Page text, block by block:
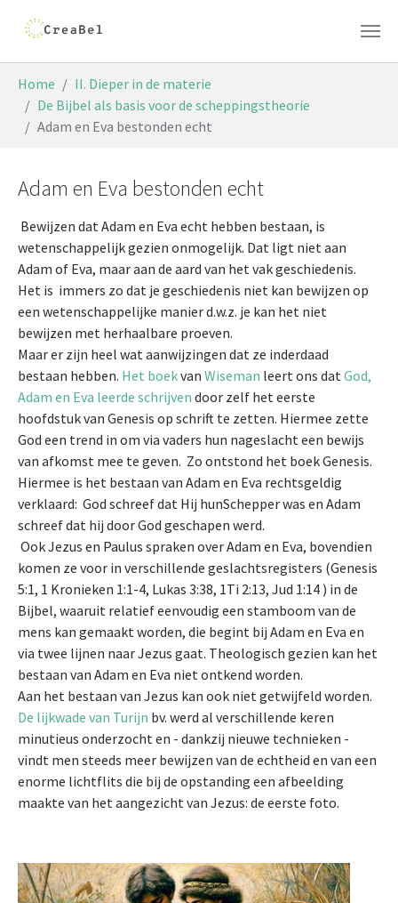
Home
II. Dieper in de materie
De Bijbel als basis voor de scheppingstheorie
Adam en Eva bestonden echt
Adam en Eva bestonden echt
Bewijzen dat Adam en Eva echt hebben bestaan, is
wetenschappelijk gezien onmogelijk. Dat ligt niet aan
Adam of Eva, maar aan de aard van het vak geschiedenis.
Het is immers zo dat je geschiedenis niet kan bewijzen op
een wetenschappelijke manier d.w.z. je kan het niet
bewijzen met herhaalbare proeven.
Maar er zijn heel wat aanwijzingen dat ze inderdaad
bestaan hebben. Het boekvan Wiseman leert ons datGod,
Adam en Eva leerde schrijven door zelf het eerste
hoofdstuk van Genesis op schrift te zetten. Hiermee zette
God een trend in om via vaders hun nageslacht een bewijs
van afkomst mee te geven. Zo ontstond het boek Genesis.
Hiermee is het bestaan van Adam en Eva rechtsgeldig
verklaard: God schreef dat Hij hunSchepper was en Adam
schreef dat hij door God geschapen werd.
Ook Jezus en Paulus spraken over Adam en Eva, bovendien
komen ze voor in verschillende geslachtsregisters (Genesis
5:1, 1 Kronieken 1:1-4, Lukas 3:38, 1Ti 2:13, Jud 1:14 ) in de
Bijbel, waaruit relatief eenvoudig een stamboom van de
mens kan gemaakt worden, die begint bij Adam en Eva en
via twee lijnen naar Jezus gaat. Theologisch gezien kan het
bestaan van Adam en Eva niet ontkend worden.
Aan het bestaan van Jezus kan ook niet getwijfeld worden.
De lijkwade van Turijn bv. werd al verschillende keren
minutieus onderzocht en - dankzij nieuwe technieken -
vindt men steeds meer bewijzen van de echtheid en van een
enorme lichtflits die bij de opstanding een afbeelding
maakte van het aangezicht van Jezus: de eerste foto.